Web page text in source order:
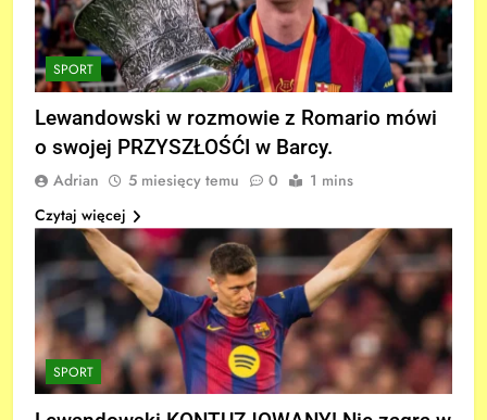
SPORT
Lewandowski w rozmowie z Romario mówi
o swojej PRZYSZŁOŚĆI w Barcy.
Adrian 5 miesięcy temu 0
1 mins
Czytaj więcej
SPORT